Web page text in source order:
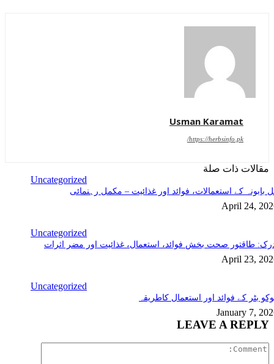
Usman Karamat
https://herbsinfo.pk/
مقالات ذات صلة
Uncategorized
بابونہ کے استعمالات، فوائد اور غذائیت – مکمل رہنمائی
April 24,
Uncategorized
طاقتور صحت بخش فوائد، استعمال، غذائیت اور مضر اثرات
April 23,
Uncategorized
بٹر کے فوائد اور استعمال کاطریقہ
January 7,
LEAVE A REPLY